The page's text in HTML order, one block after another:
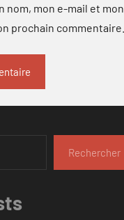
nom, mon e-mail et
prochain commentaire.
Rechercher